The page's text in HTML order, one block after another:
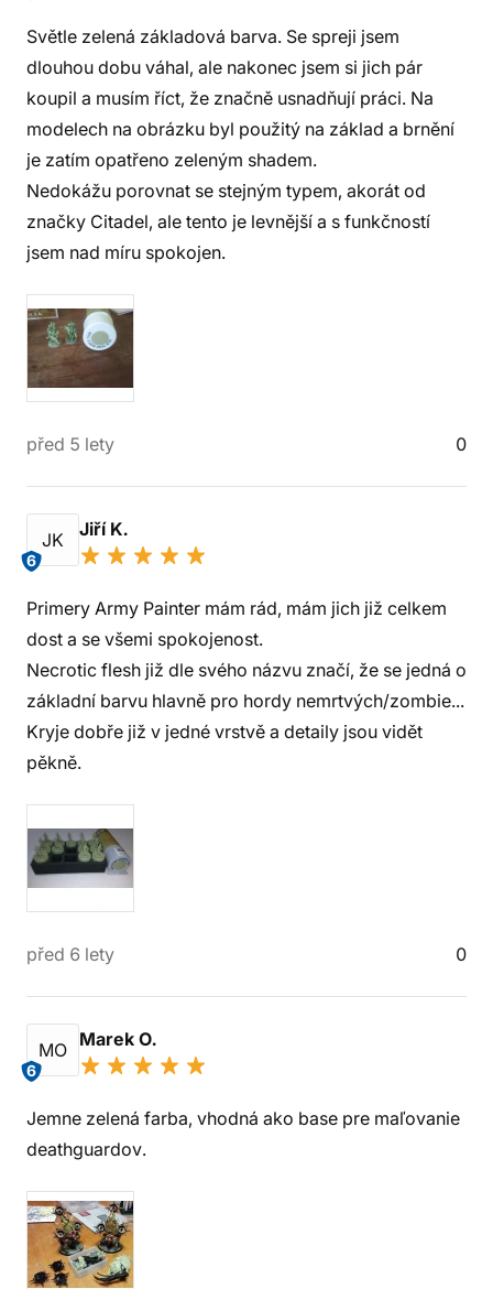
Světle zelená základová barva. Se spreji jsem
dlouhou dobu váhal, ale nakonec jsem si jich pár
koupil a musím říct, že značně usnadňují práci. Na
modelech na obrázku byl použitý na základ a brnění
je zatím opatřeno zeleným shadem.
Nedokážu porovnat se stejným typem, akorát od
značky Citadel, ale tento je levnější a s funkčností
jsem nad míru spokojen.
před 5 lety 0
JK
6
Jiří K.
Primery Army Painter mám rád, mám jich již celkem
dost a se všemi spokojenost.
Necrotic flesh již dle svého názvu značí, že se jedná o
základní barvu hlavně pro hordy nemrtvých/zombie...
Kryje dobře již v jedné vrstvě a detaily jsou vidět
pěkně.
před 6 lety 0
MO
6
Marek O.
Jemne zelená farba, vhodná ako base pre maľovanie
deathguardov.